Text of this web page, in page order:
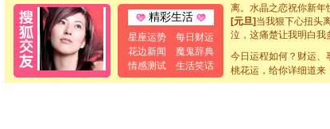
精彩生活
星座运势
每日财运
花边新闻
魔鬼辞典
情感测试
生活笑话
[元旦]当我狠下心扭头
泣，这痛楚让我明白我
卖了。水晶之恋祝你新
[春节]风柔雨润好月圆
颜！冬去春来似水如烟
今日运程如何？财运、
桃花运，给你详细道来